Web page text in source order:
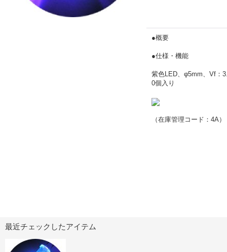
●概要
●仕様・機能
紫色LED、φ5mm、Vf：
0個入り
（在庫管理コード：4A）
最近チェックしたアイテム